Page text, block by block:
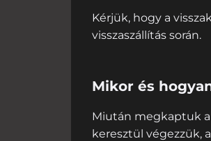
Kérjük, hogy a
visszaszállítás során.
Mikor és
Miután megkaptuk
keresztül végezzük,